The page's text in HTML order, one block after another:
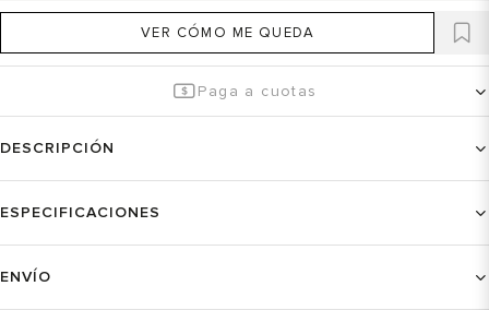
VER CÓMO ME QUEDA
Paga a cuotas
DESCRIPCIÓN
ESPECIFICACIONES
ENVÍO